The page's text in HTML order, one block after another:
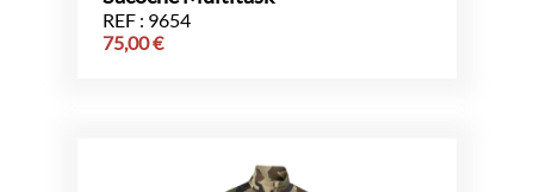
REF : 9654
75,00€